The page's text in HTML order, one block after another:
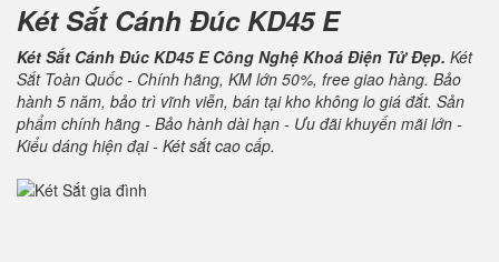
Két Sắt Cánh Đúc KD45 E
Két Sắt Cánh Đúc KD45 E Công Nghệ Khoá Điện Tử Đẹp. Két
Sắt Toàn Quốc - Chính hãng, KM lớn 50%, free giao hàng. Bảo
hành 5 năm, bảo trì vĩnh viễn, bán tại kho không lo giá đắt. Sản
phẩm chính hãng - Bảo hành dài hạn - Ưu đãi khuyến mãi lớn -
Kiểu dáng hiện đại - Két sắt cao cấp.